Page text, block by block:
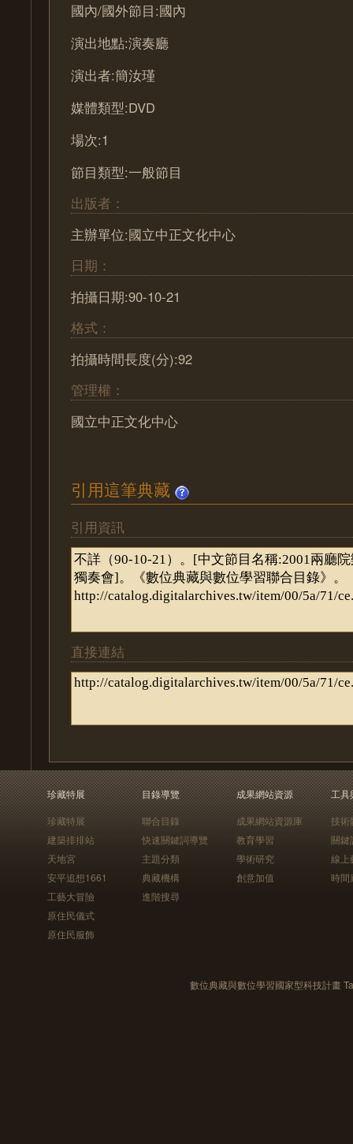
國內/國外節目:國內
演出地點:演奏廳
演出者:簡汝瑾
媒體類型:DVD
場次:1
節目類型:一般節目
出版者：
主辦單位:國立中正文化中心
日期：
拍攝日期:90-10-21
格式：
拍攝時間長度(分):92
管理權：
國立中正文化中心
引用這筆典藏
引用資訊
直接連結
珍藏特展
珍藏特展
建築排排站
天地宮
安平追想1661
工藝大冒險
原住民儀式
原住民服飾
目錄導覽
聯合目錄
快速關鍵詞導覽
主題分類
典藏機構
進階搜尋
成果網站資源
成果網站資源庫
教育學習
學術研究
創意加值
工具
技術
關鍵
線上
時間
數位典藏與數位學習國家型科技計畫